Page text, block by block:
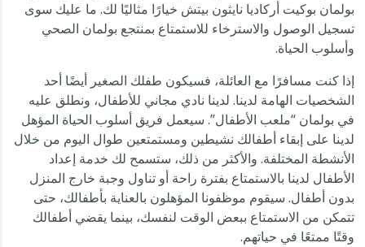
بولمان بوكيت أركاديا نايثون بيتش خيارًا مثاليًا لك. ما عليك سوى
تسجيل الوصول والاسترخاء للاستمتاع بمنتجع بولمان الصحي
وأسلوب الحياة.
إذا كنت مسافرًا مع العائلة، فسيكون طفلك الصغير أيضًا أحد
الشخصيات الهامة لدينا. لدينا نادي مجاني للأطفال، ونطلق عليه
في بولمان “ملعب الأطفال”. سيعمل فريق أسلوب الحياة المؤهل
لدينا على إبقاء أطفالك نشيطين ومستمتعين طوال اليوم من خلال
الأنشطة المختلفة. والأكثر من ذلك، ستسمح لك خدمة إعداد
الأطفال لدينا بالاستمتاع بفترة راحة أو تناول وجبة خارج المنزل
بدون أطفال. سيقوم موظفونا المؤهلون بالعناية بأطفالك، حتى
تتمكن من الاستمتاع ببعض الوقت لنفسك، بينما يقضي أطفالك
وقتًا ممتعًا في حياتهم.